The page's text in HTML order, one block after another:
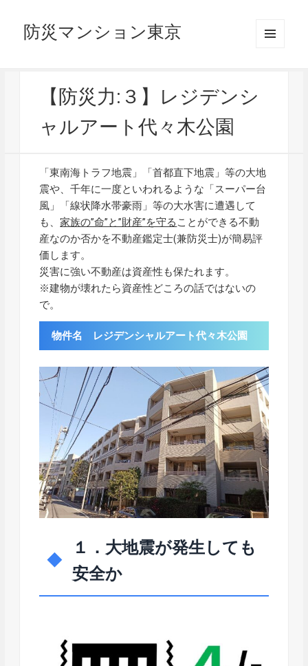
防災マンション東京
【防災力:３】レジデンシ
ャルアート代々木公園
「東南海トラフ地震」「首都直下地震」等の大地
震や、千年に一度といわれるような「スーパー台
風」「線状降水帯豪雨」等の大水害に遭遇して
も、家族の”命”と”財産”を守る ことができる不動
産なのか否かを不動産鑑定士(兼防災士)が簡易評
価します。
災害に強い不動産は資産性も保たれます。
※建物が壊れたら資産性どころの話ではないの
で。
物件名 レジデンシャルアート代々木公園
１．大地震が発生しても
安全か